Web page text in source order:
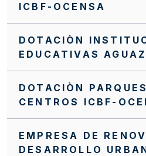
ICBF-OCENSA
DOTACIÒN
EDUCATIVAS
DOTACIÒN
CENTROS ICBF-
EMPRESA DE
DESARROLLO